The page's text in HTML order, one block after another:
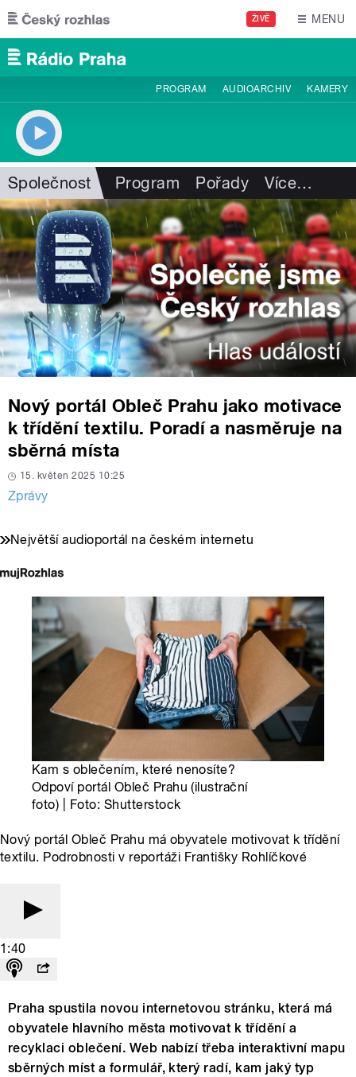
Přejít k hlavnímu obsahu
ŽIVĚ MENU
PROGRAM AUDIOARCHIV KAMERY
Společnost Program Pořady Více…
Nový portál Obleč Prahu jako motivace
k třídění textilu. Poradí a nasměruje na
sběrná místa
15. květen 2025 10:25
Zprávy
Největší audioportál na českém internetu
Kam s oblečením, které nenosíte?
Odpoví portál Obleč Prahu (ilustrační
foto) | Foto: Shutterstock
Nový portál Obleč Prahu má obyvatele motivovat k třídění
textilu. Podrobnosti v reportáži Františky Rohlíčkové
1:40
Praha spustila novou internetovou stránku, která má
obyvatele hlavního města motivovat k třídění a
recyklaci oblečení. Web nabízí třeba interaktivní mapu
sběrných míst a formulář, který radí, kam jaký typ